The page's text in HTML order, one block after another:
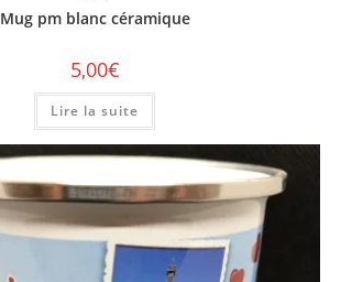
Mug pm blanc céramique
5,00€
Lire la suite